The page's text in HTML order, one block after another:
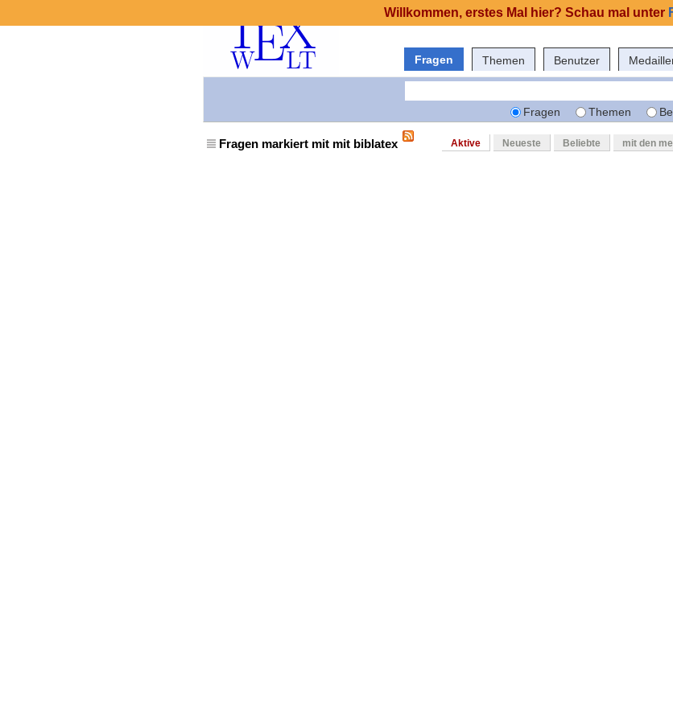
Fragen Themen Benutzer
Fragen Themen
Fragen markiert mit mit biblatex Aktive Neueste Beliebte mit den
Willkommen, erstes Mal hier? Schau mal unter